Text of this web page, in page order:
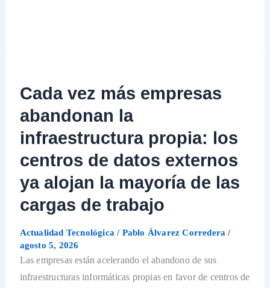
Cada vez más empresas
abandonan la
infraestructura propia: los
centros de datos externos
ya alojan la mayoría de las
cargas de trabajo
Actualidad Tecnológica / Pablo Álvarez Corredera/
agosto 5, 2026
Las empresas están acelerando el abandono de sus
infraestructuras informáticas propias en favor de centros de